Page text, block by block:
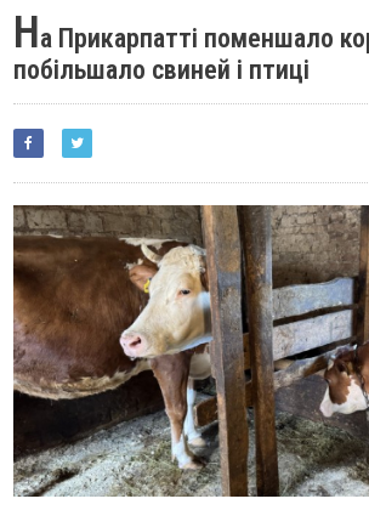
На Прикарпатті поменшало
побільшало свиней і птиці